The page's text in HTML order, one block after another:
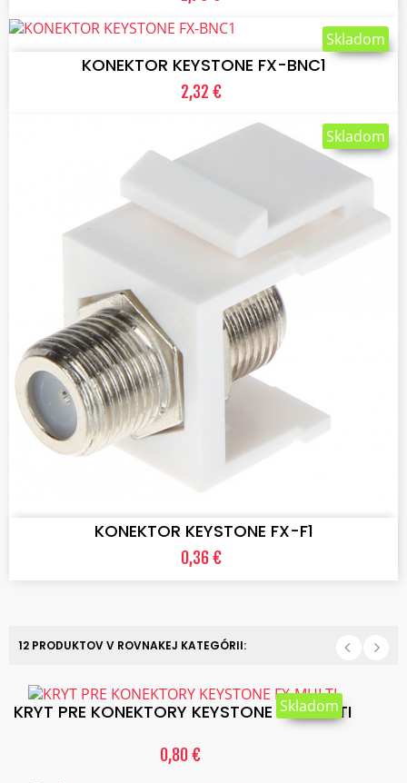
VLOŽIŤ DO KOŠÍKA
KONEKTOR KEYSTONE FX-BNC1
2,32 €
Skladom
KONEKTOR KEYSTONE FX-F1
0,36 €
Skladom
12 PRODUKTOV V ROVNAKEJ KATEGÓRII:
KRYT PRE KONEKTORY KEYSTONE FX-MULTI
0,80 €
Skladom